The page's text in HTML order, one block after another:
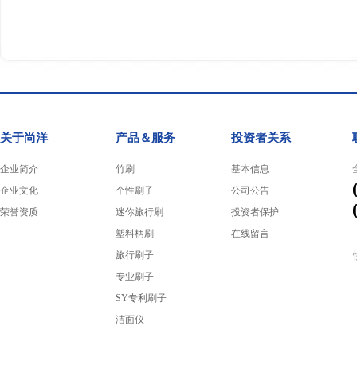
关于尚洋
企业简介
企业文化
荣誉资质
产品＆服务
竹刷
个性刷子
迷你旅行刷
塑料柄刷
旅行刷子
专业刷子
SY专利刷子
洁面仪
投资者关系
基本信息
公司公告
投资者保护
在线留言